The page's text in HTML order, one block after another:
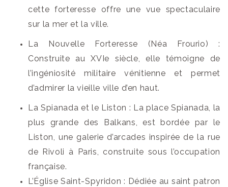
cette forteresse offre une vue spectaculaire
sur la mer et la ville.
La Nouvelle Forteresse (Néa Frourio) :
Construite au XVIe siècle, elle témoigne de
l’ingéniosité militaire vénitienne et permet
d’admirer la vieille ville d’en haut.
La Spianada et le Liston : La place Spianada, la
plus grande des Balkans, est bordée par le
Liston, une galerie d’arcades inspirée de la rue
de Rivoli à Paris, construite sous l’occupation
française.
L’Église Saint-Spyridon : Dédiée au saint patron